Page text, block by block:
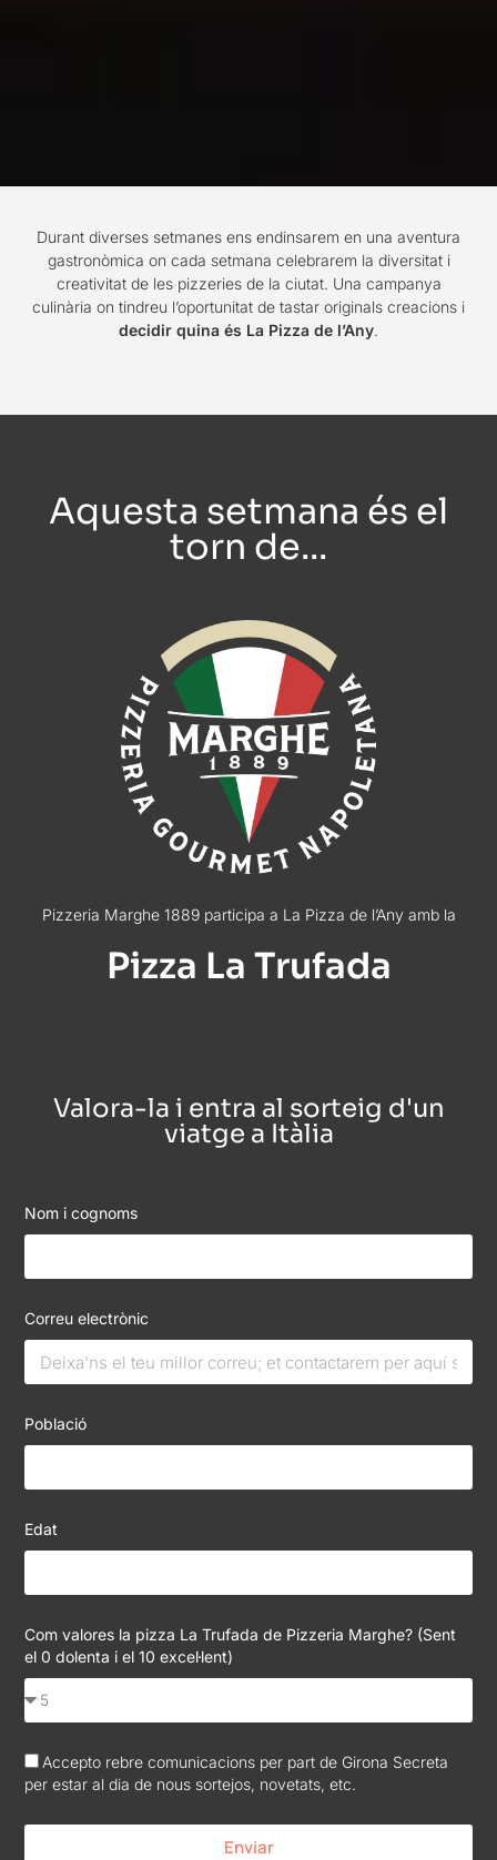
Durant diverses setmanes ens endinsarem en una aventura
gastronòmica on cada setmana celebrarem la diversitat i
creativitat de les pizzeries de la ciutat. Una campanya
culinària on tindreu l’oportunitat de tastar originals creacions i
decidir quina és La Pizza de l’Any.
Aquesta setmana és el
torn de...
Pizzeria Marghe 1889 participa a La Pizza de l’Any amb la
Pizza La Trufada
Valora-la i entra al sorteig d'un
viatge a Itàlia
Nom i cognoms
Correu electrònic
Població
Edat
Com valores la pizza La Trufada de Pizzeria Marghe? (Sent
el 0 dolenta i el 10 excel·lent)
Accepto rebre comunicacions per part de Girona Secreta
per estar al dia de nous sortejos, novetats, etc.
Enviar